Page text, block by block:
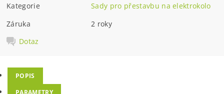
Kategorie
Sady pro přestavbu na elektrokolo
Záruka
2 roky
Dotaz
POPIS
PARAMETRY